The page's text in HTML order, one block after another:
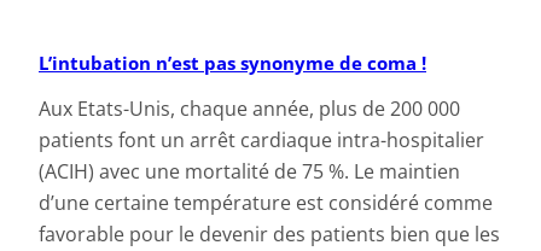
L’intubation n’est pas synonyme de coma !
Aux Etats-Unis, chaque année, plus de 200 000
patients font un arrêt cardiaque intra-hospitalier
(ACIH) avec une mortalité de 75 %. Le maintien
d’une certaine température est considéré comme
favorable pour le devenir des patients bien que les